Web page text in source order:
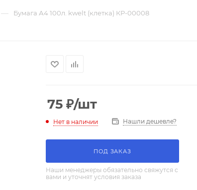
— Бумага А4 100л. kwelt (клетка) КР-00008
75 ₽/шт
Нет в наличии Нашли дешевле?
ПОД ЗАКАЗ
Наши менеджеры обязательно свяжутся с
вами и уточнят условия заказа